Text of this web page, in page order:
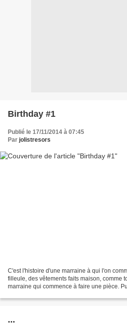
Birthday #1
Publié le 17/11/2014 à 07:45
Par jolistresors
C'est l'histoire d'une marraine à qui l'on
filleule, des vêtements faits maison, comme
marraine qui commence à faire une pièce.
...